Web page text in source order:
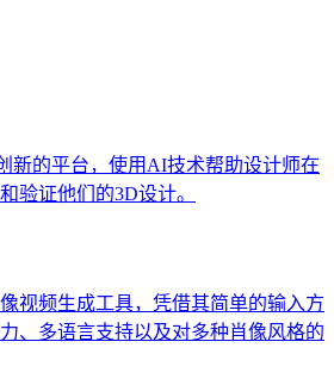
新的平台，使用AI技术帮助设计师在
验证他们的3D设计。
视频生成工具，凭借其简单的输入方
、多语言支持以及对多种肖像风格的